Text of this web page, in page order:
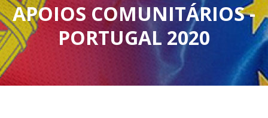
APOIOS COMUNITÁRIOS -
PORTUGAL 2020